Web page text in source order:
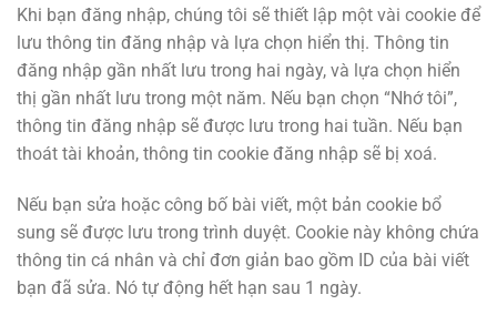
Khi bạn đăng nhập, chúng tôi sẽ thiết lập một vài cookie để
lưu thông tin đăng nhập và lựa chọn hiển thị. Thông tin
đăng nhập gần nhất lưu trong hai ngày, và lựa chọn hiển
thị gần nhất lưu trong một năm. Nếu bạn chọn “Nhớ tôi”,
thông tin đăng nhập sẽ được lưu trong hai tuần. Nếu bạn
thoát tài khoản, thông tin cookie đăng nhập sẽ bị xoá.
Nếu bạn sửa hoặc công bố bài viết, một bản cookie bổ
sung sẽ được lưu trong trình duyệt. Cookie này không chứa
thông tin cá nhân và chỉ đơn giản bao gồm ID của bài viết
bạn đã sửa. Nó tự động hết hạn sau 1 ngày.